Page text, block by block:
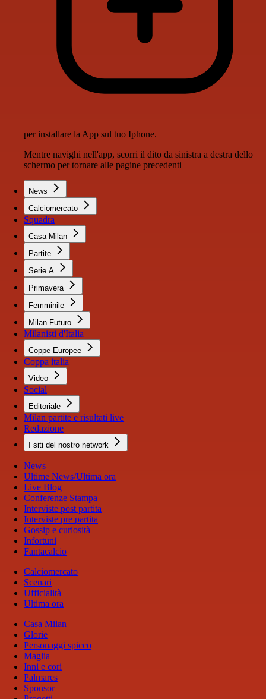
per installare la App sul tuo Iphone.
Mentre navighi nell'app, scorri il dito da sinistra a destra dello
schermo per tornare alle pagine precedenti
News
Calciomercato
Squadra
Casa Milan
Partite
Serie A
Primavera
Femminile
Milan Futuro
Milanisti d'Italia
Coppe Europee
Coppa italia
Video
Social
Editoriale
Milan partite e risultati live
Redazione
I siti del nostro network
News
Ultime News/Ultima ora
Live Blog
Conferenze Stampa
Interviste post partita
Interviste pre partita
Gossip e curiosità
Infortuni
Fantacalcio
Calciomercato
Scenari
Ufficialità
Ultima ora
Casa Milan
Glorie
Personaggi spicco
Maglia
Inni e cori
Palmares
Sponsor